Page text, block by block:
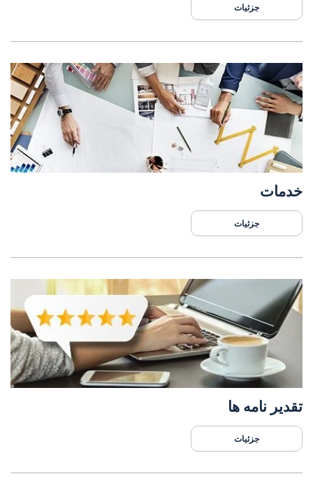
جزئیات
خدمات
جزئیات
تقدیر نامه ها
جزئیات